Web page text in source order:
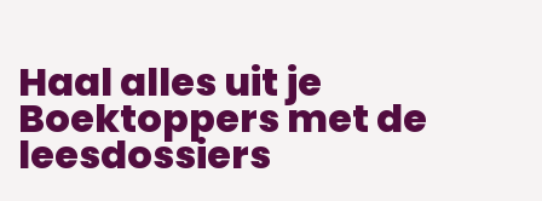
Haal alles uit je
Boektoppers met de
leesdossiers